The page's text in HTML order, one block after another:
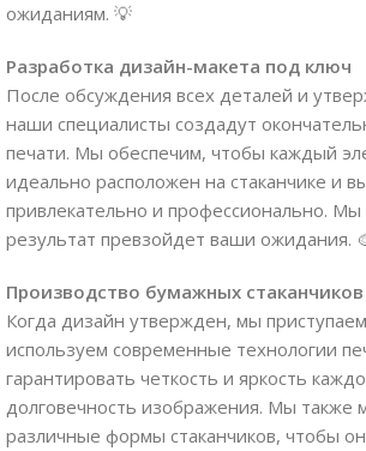
ожиданиям. 💡
Разработка дизайн-макета под ключ
После обсуждения всех деталей и
наши специалисты создадут
печати. Мы обеспечим, чтобы каждый
идеально расположен на стаканчике и
привлекательно и профессионально.
результат превзойдет ваши ожидания.
Производство бумажных
Когда дизайн утвержден, мы
используем современные технологии
гарантировать четкость и яркость
долговечность изображения. Мы также
различные формы стаканчиков, чтобы